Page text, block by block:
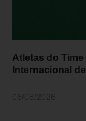
Atletas do
Internacional